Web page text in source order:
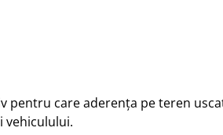
care aderența pe teren
vehiculului.